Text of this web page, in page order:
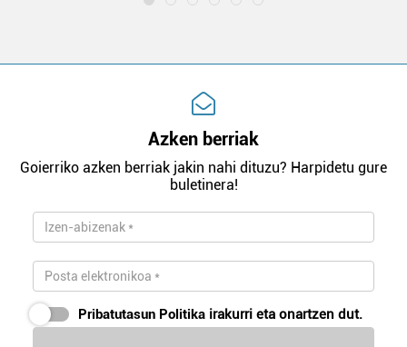
Azken berriak
Goierriko azken berriak jakin nahi dituzu? Harpidetu gure
buletinera!
Pribatutasun Politika irakurri eta onartzen dut.